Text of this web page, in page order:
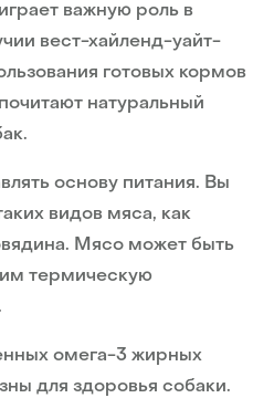
важную роль в
вест-хайленд-уайт-
готовых кормов
натуральный
основу питания. Вы
видов мяса, как
Мясо может быть
термическую
омега-3 жирных
для здоровья собаки.